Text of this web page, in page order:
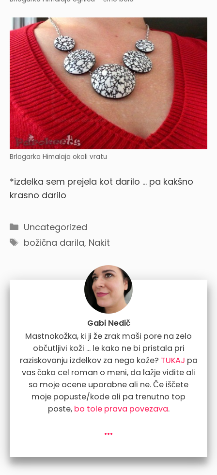
Brlogarka Himalaja okoli vratu
*izdelka sem prejela kot darilo … pa kakšno
krasno darilo
Categories
Uncategorized
Tags
božična darila, Nakit
Gabi Nedič
Mastnokožka, ki ji že zrak maši pore na zelo
občutljivi koži ... le kako ne bi pristala pri
raziskovanju izdelkov za nego kože? TUKAJ pa
vas čaka cel roman o meni, da lažje vidite ali
so moje ocene uporabne ali ne. Če iščete
moje popuste/kode ali pa trenutno top
poste, bo tole prava povezava.
...